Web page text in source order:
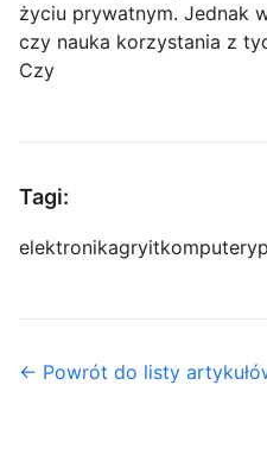
życiu prywatnym. Jednak
czy nauka korzystania z
Czy
Tagi:
elektronikagryitkomputery
← Powrót do listy